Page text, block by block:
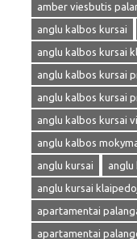
amber viesbutis
anglu kalbos kursai
anglu kalbos kursai
anglu kalbos kursai
anglu kalbos kursai
anglu kalbos kursai
anglu kalbos
anglu kursai
anglu
anglu kursai
apartamentai
apartamentai